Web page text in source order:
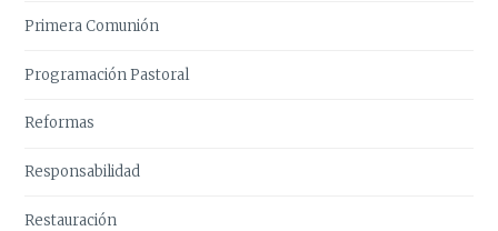
Primera Comunión
Programación Pastoral
Reformas
Responsabilidad
Restauración